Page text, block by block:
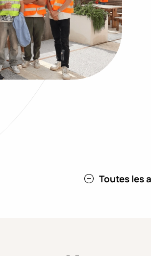
Toutes les